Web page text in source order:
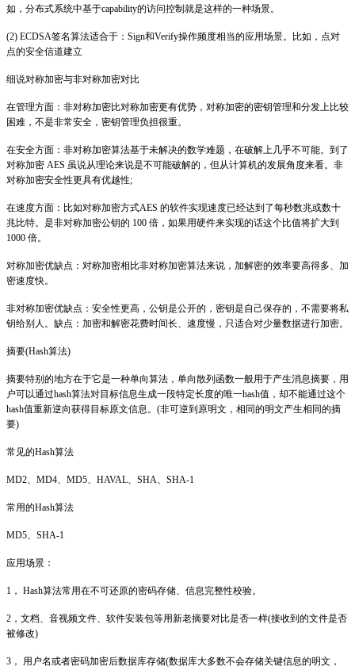
如，分布式系统中基于capability的访问控制就是这样的一种场景。
(2) ECDSA签名算法适合于：Sign和Verify操作频度相当的应用场景。比如，点对
点的安全信道建立
细说对称加密与非对称加密对比
在管理方面：非对称加密比对称加密更有优势，对称加密的密钥管理和分发上比较
困难，不是非常安全，密钥管理负担很重。
在安全方面：非对称加密算法基于未解决的数学难题，在破解上几乎不可能。到了
对称加密 AES 虽说从理论来说是不可能破解的，但从计算机的发展角度来看。非
对称加密安全性更具有优越性;
在速度方面：比如对称加密方式AES 的软件实现速度已经达到了每秒数兆或数十
兆比特。是非对称加密公钥的 100 倍，如果用硬件来实现的话这个比值将扩大到
1000 倍。
对称加密优缺点：对称加密相比非对称加密算法来说，加解密的效率要高得多、加
密速度快。
非对称加密优缺点：安全性更高，公钥是公开的，密钥是自己保存的，不需要将私
钥给别人。缺点：加密和解密花费时间长、速度慢，只适合对少量数据进行加密。
摘要(Hash算法)
摘要特别的地方在于它是一种单向算法，单向散列函数一般用于产生消息摘要，用
户可以通过hash算法对目标信息生成一段特定长度的唯一hash值，却不能通过这个
hash值重新逆向获得目标原文信息。(非可逆到原明文，相同的明文产生相同的摘
要)
常见的Hash算法
MD2、MD4、MD5、HAVAL、SHA、SHA-1
常用的Hash算法
MD5、SHA-1
应用场景：
1， Hash算法常用在不可还原的密码存储、信息完整性校验。
2，文档、音视频文件、软件安装包等用新老摘要对比是否一样(接收到的文件是否
被修改)
3， 用户名或者密码加密后数据库存储(数据库大多数不会存储关键信息的明文，